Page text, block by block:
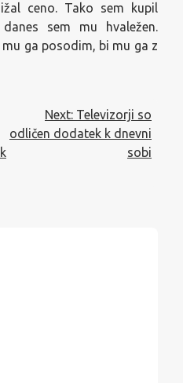
ceno. Tako sem kupil
sem mu hvaležen.
ga posodim, bi mu ga z
Next: Televizorji so
odličen dodatek k dnevni
sobi